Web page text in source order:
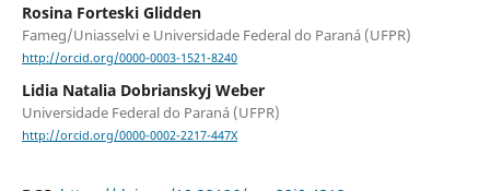
Rosina Forteski Glidden
Fameg/Uniasselvi e Universidade Federal do Paraná (UFPR)
http://orcid.org/0000-0003-1521-8240
Lidia Natalia Dobrianskyj Weber
Universidade Federal do Paraná (UFPR)
http://orcid.org/0000-0002-2217-447X